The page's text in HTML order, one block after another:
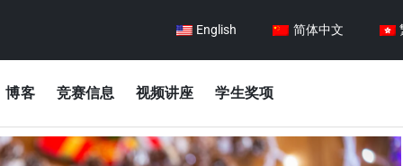
English 简体中文
博客 竞赛信息 视频讲座 学生奖项